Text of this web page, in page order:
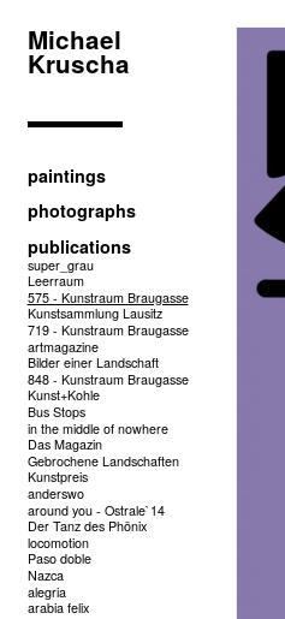
Michael
Kruscha
paintings
photographs
publications
super_grau
Leerraum
575 - Kunstraum Braugasse
Kunstsammlung Lausitz
719 - Kunstraum Braugasse
artmagazine
Bilder einer Landschaft
848 - Kunstraum Braugasse
Kunst+Kohle
Bus Stops
in the middle of nowhere
Das Magazin
Gebrochene Landschaften
Kunstpreis
anderswo
around you - Ostrale`14
Der Tanz des Phönix
locomotion
Paso doble
Nazca
alegria
arabia felix